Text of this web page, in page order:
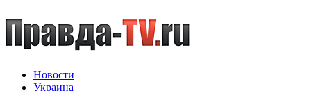
Новости
Украина